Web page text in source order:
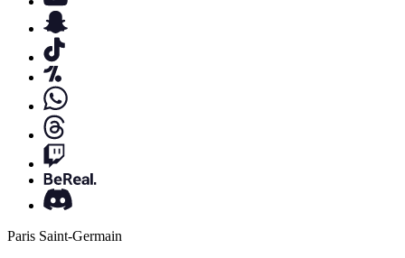
Paris Saint-Germain